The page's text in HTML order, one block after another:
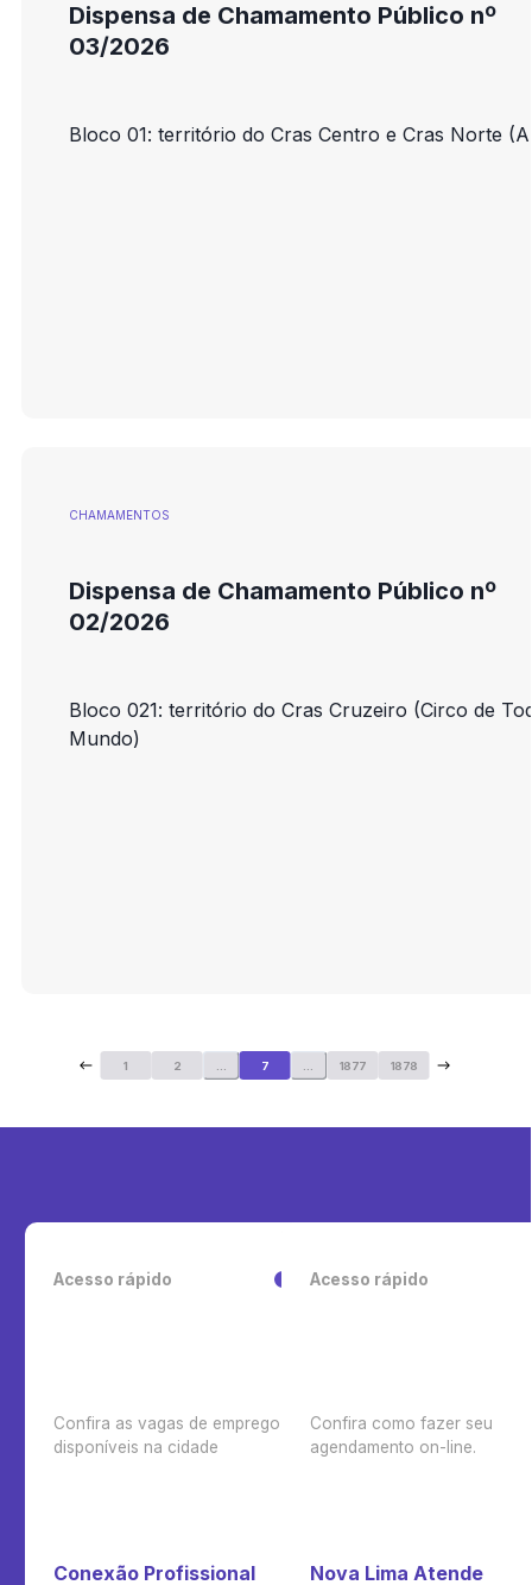
Dispensa de Chamamento Público nº
03/2026
Bloco 01: território do Cras Centro e Cras Norte
CHAMAMENTOS
Dispensa de Chamamento Público nº
02/2026
Bloco 021: território do Cras Cruzeiro (Circo de
Mundo)
1 2 7 1877 1878
Acesso rápido
Confira as vagas de emprego
disponíveis na cidade
Conexão Profissional
Acesso rápido
Confira como fazer seu
agendamento on-line.
Nova Lima Atende